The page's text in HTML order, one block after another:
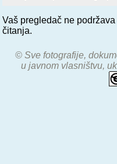
Vaš pregledač ne
čitanja.
© Sve fotografije,
u javnom vlasništvu,